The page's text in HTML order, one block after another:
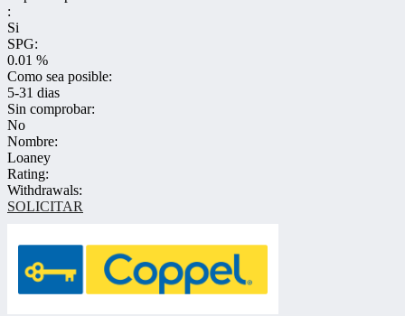
:
Si
SPG:
0.01 %
Como sea posible:
5-31 dias
Sin comprobar:
No
Nombre:
Loaney
Rating:
Withdrawals:
SOLICITAR